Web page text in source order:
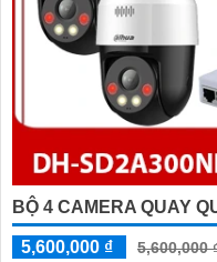
BỘ 4 CAMERA QUAY
5,600,000 ₫
5,600,000